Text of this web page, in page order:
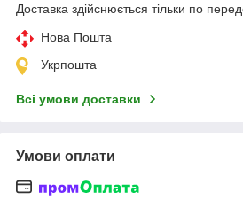
Доставка здійснюється тільки по
Нова Пошта
Укрпошта
Всі умови доставки
Умови оплати